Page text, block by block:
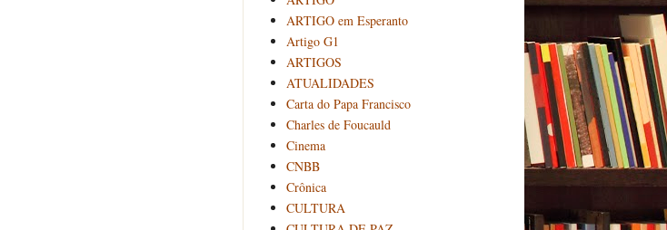
ARTIGO em Esperanto
Artigo G1
ARTIGOS
ATUALIDADES
Carta do Papa Francisco
Charles de Foucauld
Cinema
CNBB
Crônica
CULTURA